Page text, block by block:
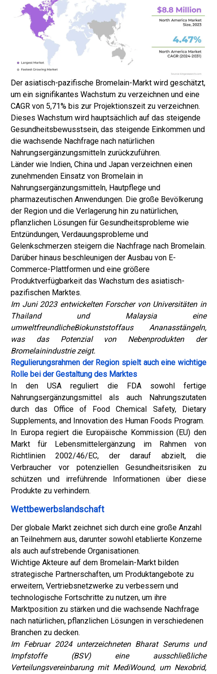
Der asiatisch-pazifische Bromelain-Markt wird geschätzt,
um ein signifikantes Wachstum zu verzeichnen und eine
CAGR von 5,71% bis zur Projektionszeit zu verzeichnen.
Dieses Wachstum wird hauptsächlich auf das steigende
Gesundheitsbewusstsein, das steigende Einkommen und
die wachsende Nachfrage nach natürlichen
Nahrungsergänzungsmitteln zurückzuführen.
Länder wie Indien, China und Japan verzeichnen einen
zunehmenden Einsatz von Bromelain in
Nahrungsergänzungsmitteln, Hautpflege und
pharmazeutischen Anwendungen. Die große Bevölkerung
der Region und die Verlagerung hin zu natürlichen,
pflanzlichen Lösungen für Gesundheitsprobleme wie
Entzündungen, Verdauungsprobleme und
Gelenkschmerzen steigern die Nachfrage nach Bromelain.
Darüber hinaus beschleunigen der Ausbau von E-
Commerce-Plattformen und eine größere
Produktverfügbarkeit das Wachstum des asiatisch-
pazifischen Marktes.
Im Juni 2023 entwickelten Forscher von Universitäten in
Thailand und Malaysia eine
umweltfreundlicheBiokunststoffaus Ananasstängeln,
was das Potenzial von Nebenprodukten der
Bromelainindustrie zeigt.
Regulierungsrahmen der Region spielt auch eine wichtige
Rolle bei der Gestaltung des Marktes
In den USA reguliert die FDA sowohl fertige
Nahrungsergänzungsmittel als auch Nahrungszutaten
durch das Office of Food Chemical Safety, Dietary
Supplements, and Innovation des Human Foods Program.
In Europa regiert die Europäische Kommission (EU) den
Markt für Lebensmittelergänzung im Rahmen von
Richtlinien 2002/46/EC, der darauf abzielt, die
Verbraucher vor potenziellen Gesundheitsrisiken zu
schützen und irreführende Informationen über diese
Produkte zu verhindern.
Wettbewerbslandschaft
Der globale Markt zeichnet sich durch eine große Anzahl
an Teilnehmern aus, darunter sowohl etablierte Konzerne
als auch aufstrebende Organisationen.
Wichtige Akteure auf dem Bromelain-Markt bilden
strategische Partnerschaften, um Produktangebote zu
erweitern, Vertriebsnetzwerke zu verbessern und
technologische Fortschritte zu nutzen, um ihre
Marktposition zu stärken und die wachsende Nachfrage
nach natürlichen, pflanzlichen Lösungen in verschiedenen
Branchen zu decken.
Im Februar 2024 unterzeichneten Bharat Serums und
Impfstoffe (BSV) eine ausschließliche
Verteilungsvereinbarung mit MediWound, um Nexobrid,